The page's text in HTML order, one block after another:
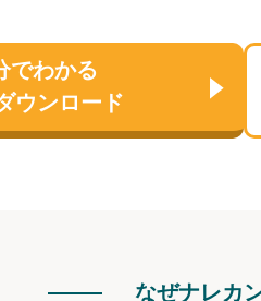
でわかる
ウンロード
なぜナレカ